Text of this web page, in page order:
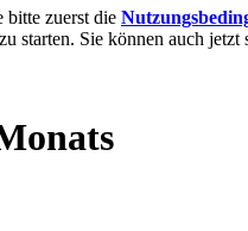
bitte zuerst die
starten. Sie können auch